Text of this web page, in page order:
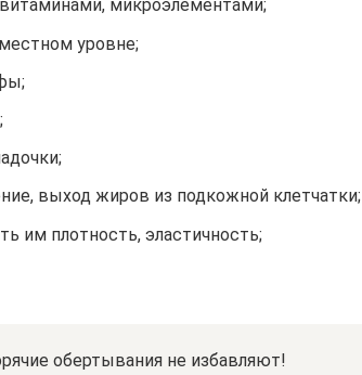
микроэлементами;
уровне;
выход жиров из подкожной клетчатки;
им плотность, эластичность;
обертывания не избавляют!